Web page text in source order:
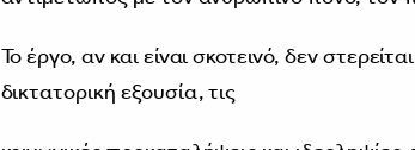
Το έργο, αν και είναι σκοτεινό, δεν
δικτατορική εξουσία, τις